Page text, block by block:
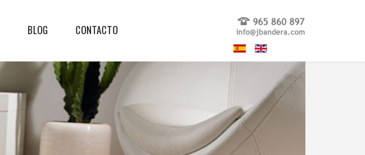
BLOG CONTACTO